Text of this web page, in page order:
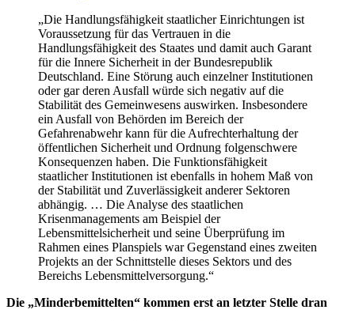
„Die Handlungsfähigkeit staatlicher Einrichtungen ist
Voraussetzung für das Vertrauen in die
Handlungsfähigkeit des Staates und damit auch Garant
für die Innere Sicherheit in der Bundesrepublik
Deutschland. Eine Störung auch einzelner Institutionen
oder gar deren Ausfall würde sich negativ auf die
Stabilität des Gemeinwesens auswirken. Insbesondere
ein Ausfall von Behörden im Bereich der
Gefahrenabwehr kann für die Aufrechterhaltung der
öffentlichen Sicherheit und Ordnung folgenschwere
Konsequenzen haben. Die Funktionsfähigkeit
staatlicher Institutionen ist ebenfalls in hohem Maß von
der Stabilität und Zuverlässigkeit anderer Sektoren
abhängig. … Die Analyse des staatlichen
Krisenmanagements am Beispiel der
Lebensmittelsicherheit und seine Überprüfung im
Rahmen eines Planspiels war Gegenstand eines zweiten
Projekts an der Schnittstelle dieses Sektors und des
Bereichs Lebensmittelversorgung.“
Die „Minderbemittelten“ kommen erst an letzter Stelle dran